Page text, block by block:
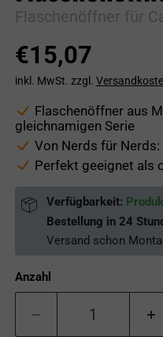
Flaschenöffner für
€15,07
inkl. MwSt. zzgl.
Flaschenöffner aus
gleichnamigen Serie
Von Nerds für
Perfekt geeignet als
Verfügbarkeit:
Bestellung in 24
Versand schon
Anzahl